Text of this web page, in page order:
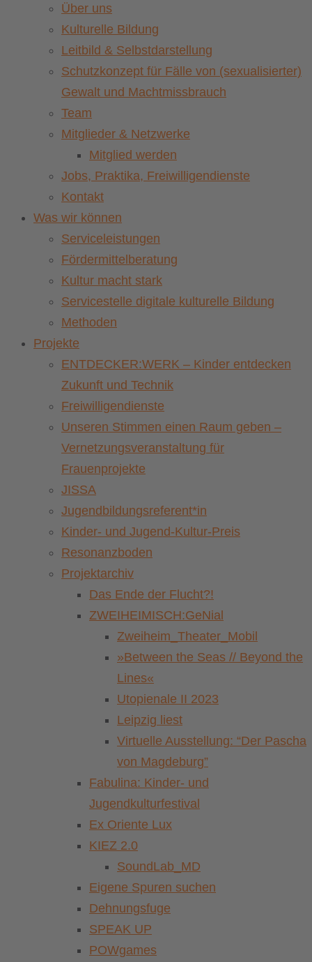
Über uns
Kulturelle Bildung
Leitbild & Selbstdarstellung
Schutzkonzept für Fälle von (sexualisierter)
Gewalt und Machtmissbrauch
Team
Mitglieder & Netzwerke
Mitglied werden
Jobs, Praktika, Freiwilligendienste
Kontakt
Was wir können
Serviceleistungen
Fördermittelberatung
Kultur macht stark
Servicestelle digitale kulturelle Bildung
Methoden
Projekte
ENTDECKER:WERK – Kinder entdecken
Zukunft und Technik
Freiwilligendienste
Unseren Stimmen einen Raum geben –
Vernetzungsveranstaltung für
Frauenprojekte
JISSA
Jugendbildungsreferent*in
Kinder- und Jugend-Kultur-Preis
Resonanzboden
Projektarchiv
Das Ende der Flucht?!
ZWEIHEIMISCH:GeNial
Zweiheim_Theater_Mobil
»Between the Seas // Beyond the
Lines«
Utopienale II 2023
Leipzig liest
Virtuelle Ausstellung: “Der Pascha
von Magdeburg”
Fabulina: Kinder- und
Jugendkulturfestival
Ex Oriente Lux
KIEZ 2.0
SoundLab_MD
Eigene Spuren suchen
Dehnungsfuge
SPEAK UP
POWgames